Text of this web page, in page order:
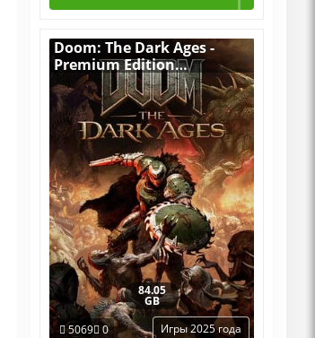
Doom: The Dark Ages -
Premium Edition
v.Build 20760608
[RUS|ENG] (2025) PC
Пиратка Portable + All
DLCs
84.05
GB
5069 0 Игры 2025 года